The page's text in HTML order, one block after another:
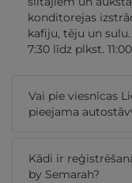
konditorejas
kafiju, tēju un
7:30 līdz plkst.
Vai pie viesnīcas
pieejama
Kādi ir
by Semarah?